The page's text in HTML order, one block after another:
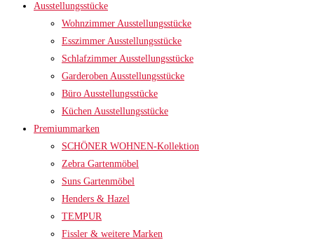
Ausstellungsstücke
Wohnzimmer Ausstellungsstücke
Esszimmer Ausstellungsstücke
Schlafzimmer Ausstellungsstücke
Garderoben Ausstellungsstücke
Büro Ausstellungsstücke
Küchen Ausstellungsstücke
Premiummarken
SCHÖNER WOHNEN-Kollektion
Zebra Gartenmöbel
Suns Gartenmöbel
Henders & Hazel
TEMPUR
Fissler & weitere Marken